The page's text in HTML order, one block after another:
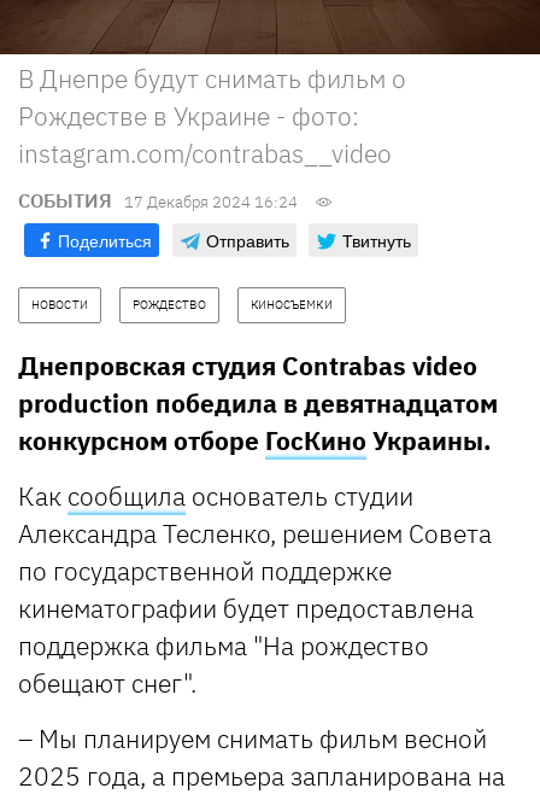
В Днепре будут снимать фильм о
Рождестве в Украине - фото:
instagram.com/contrabas__video
СОБЫТИЯ 17 Декабря 2024 16:24
Поделиться Отправить Твитнуть
НОВОСТИ РОЖДЕСТВО КИНОСЪЕМКИ
Днепровская студия Contrabas video
production победила в девятнадцатом
конкурсном отборе ГосКино Украины.
Как сообщила основатель студии
Александра Тесленко, решением Совета
по государственной поддержке
кинематографии будет предоставлена
поддержка фильма "На рождество
обещают снег".
– Мы планируем снимать фильм весной
2025 года, а премьера запланирована на